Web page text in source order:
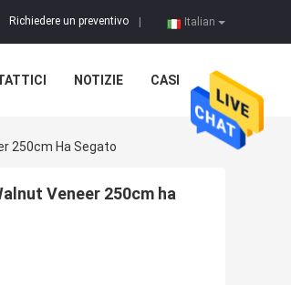
Italian
Richiedere un preventivo
NOTIZIE CASI
250cm Ha Segato
Veneer 250cm ha